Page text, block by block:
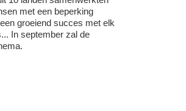
met een beperking
groeiend succes met elk
In september zal de